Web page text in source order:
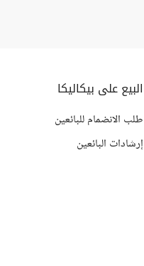
البيع على بيكاليكا
طلب الانضمام للبائعين
إرشادات البائعين